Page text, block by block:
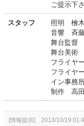
ご提示下さ
スタッフ
照明 檜
音響 斉
舞台監督
舞台美術
フライヤ
フライヤ
イン事務所
制作 高
[情報提供] 2013/10/19